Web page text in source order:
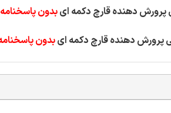
بدون پاسخنامه
بدون